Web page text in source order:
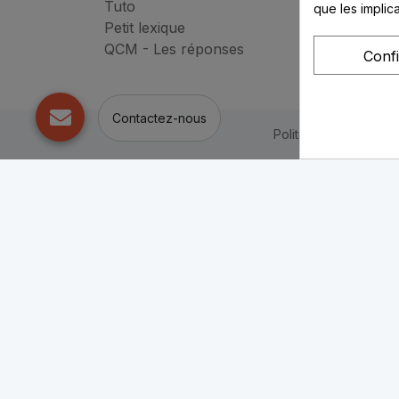
Contactez-nous
Tuto
Petit lexique
QCM - Les réponses
Politique de
que les